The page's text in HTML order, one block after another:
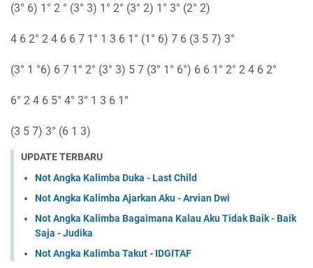
(3° 6) 1° 2 ° (3° 3) 1° 2° (3° 2) 1° 3° (2° 2)
4 6 2° 2 4 6 6 7 1° 1 3 6 1° (1° 6) 7 6 (3 5 7) 3°
(3° 1 °6) 6 7 1° 2° (3° 3) 5 7 (3° 1° 6°) 6 6 1° 2° 2 4 6 2°
6° 2 4 6 5° 4° 3° 1 3 6 1°
(3 5 7) 3° (6 1 3)
UPDATE TERBARU
Not Angka Kalimba Duka - Last Child
Not Angka Kalimba Ajarkan Aku - Arvian Dwi
Not Angka Kalimba Bagaimana Kalau Aku Tidak Baik - Baik
Saja - Judika
Not Angka Kalimba Takut - IDGITAF